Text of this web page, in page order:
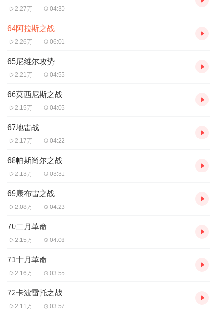
2.27万 04:30
64阿拉斯之战
2.26万 06:01
65尼维尔攻势
2.21万 04:55
66莫西尼斯之战
2.15万 04:05
67地雷战
2.17万 04:22
68帕斯尚尔之战
2.13万 03:31
69康布雷之战
2.08万 04:23
70二月革命
2.15万 04:08
71十月革命
2.16万 03:55
72卡波雷托之战
2.11万 03:57